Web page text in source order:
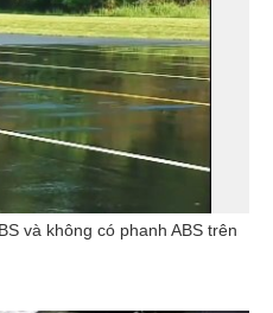
và không có phanh ABS trên